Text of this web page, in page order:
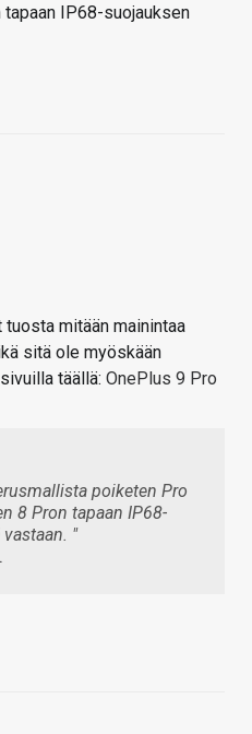
IP68-suojauksen
tuosta mitään mainintaa
sitä ole myöskään
täällä: OnePlus 9 Pro
poiketen Pro
8 Pron tapaan IP68-
"